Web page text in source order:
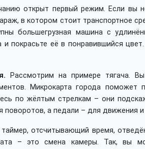
открыт первый режим. Если вы
в котором стоит транспортное
большегрузная машина с
и покрасьте её в понравившийся
Рассмотрим на примере тягача.
Микрокарта города
по жёлтым стрелкам – они
поворотов, а педали – для движения и
отсчитывающий время,
– это смена камеры. Так, вы